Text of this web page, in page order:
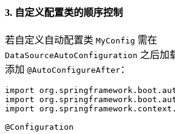
3. 自定义配置类的顺序控制
若自定义自动配置类 MyConfig 需在
DataSourceAutoConfiguration 之后加
添加 @AutoConfigureAfter ：
import
import
import
@Configuration